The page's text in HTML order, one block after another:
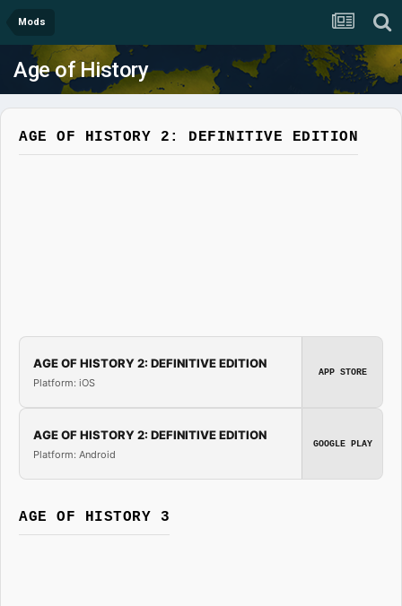
Mods
Age of History
AGE OF HISTORY 2: DEFINITIVE EDITION
AGE OF HISTORY 2: DEFINITIVE EDITION
Platform: iOS
APP STORE
AGE OF HISTORY 2: DEFINITIVE EDITION
Platform: Android
GOOGLE PLAY
AGE OF HISTORY 3